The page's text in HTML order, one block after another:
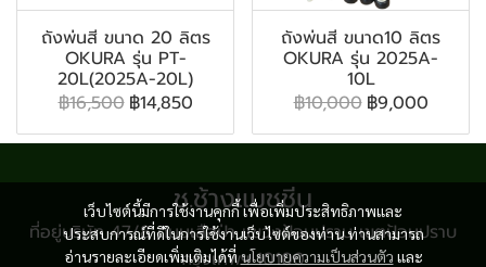
ถังพ่นสี ขนาด 20 ลิตร
OKURA รุ่น PT-
20L(2025A-20L)
฿16,500 ฿14,850
ถังพ่นสี ขนาด10 ลิตร
OKURA รุ่น 2025A-
10L
฿10,000 ฿9,000
เว็บไซต์นี้มีการใช้งานคุกกี้ เพื่อเพิ่มประสิทธิภาพและ
ประสบการณ์ที่ดีในการใช้งานเว็บไซต์ของท่าน ท่านสามารถ
อ่านรายละเอียดเพิ่มเติมได้ที่นโยบายความเป็นส่วนตัว และ
ช.ช้างแมชชีน
ที่อยู่บริษัท 47/8 ถนนเสือป่า แขวงป้อมปราบ เขตป้อมปราบ
กรุงเทพฯ 10100